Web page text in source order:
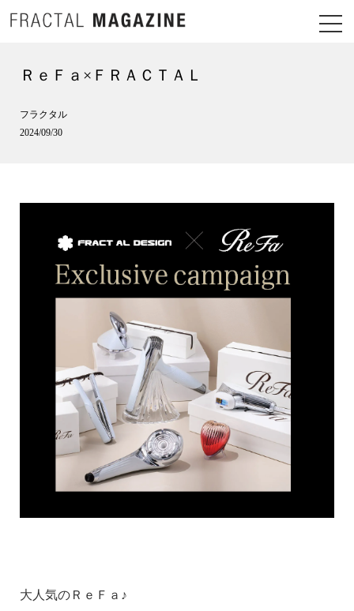
ＲｅＦａ×ＦＲＡＣＴＡＬ
フラクタル
2024/09/30
大人気のＲｅＦａ♪